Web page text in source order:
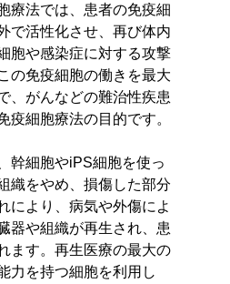
療法では、患者の免疫細
で活性化させ、再び体内
胞や感染症に対する攻撃
の免疫細胞の働きを最大
、がんなどの難治性疾患
疫細胞療法の目的です。
幹細胞やiPS細胞を使っ
織をやめ、損傷した部分
により、病気や外傷によ
器や組織が再生され、患
ます。再生医療の最大の
力を持つ細胞を利用し